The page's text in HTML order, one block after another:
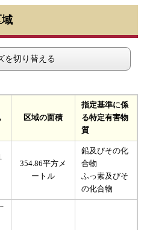
を切り替える
区域の面積
指定基準に係
る特定有害物
質
354.86平方メ
ートル
鉛及びその化
合物
ふっ素及びそ
の化合物